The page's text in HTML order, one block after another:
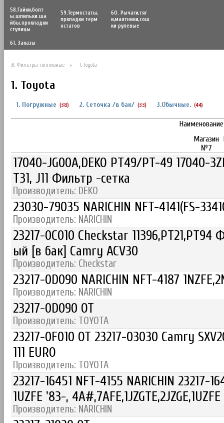
58.Гайки,болт
ы.шпильки.ша
йбы.прокладки
ступицы
59.Термостаты,
пркладки терм
остатов
60. Рычаги,тяг
и,маятники,сош
ки рулевые
61. Заказы
31. Фильтры топливные 1. Toyota
1. Toyota
1. Погружные (38) 2. Сеточка /в бак/ (33) 3.Обычные. (44)
Наименование
Магазин
№7
17040-JG00A,DEKO PT49/PT-49 17040-
T31, J11 Фильтр -сетка
Производитель: DEKO
23030-79035 NARICHIN NFT-4141(FS-
Производитель: NARICHIN
23217-0C010 Checkstar
ый [в бак] Camry ACV30
Производитель: Checkstar
23217-0D090 NARICHIN NFT-4187
Производитель: NARICHIN
23217-0D090 OT
Производитель: TOYOTA
23217-0F010 OT 23217-03030 Camry
111 EURO
Производитель: TOYOTA
23217-16451 NFT-4155 NARICHIN 23217-
1UZFE '83-,
Производитель: NARICHIN